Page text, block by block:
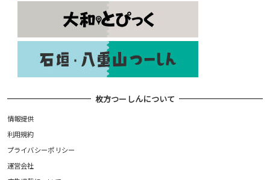
枚方つーしんについて
情報提供
利用規約
プライバシーポリシー
運営会社